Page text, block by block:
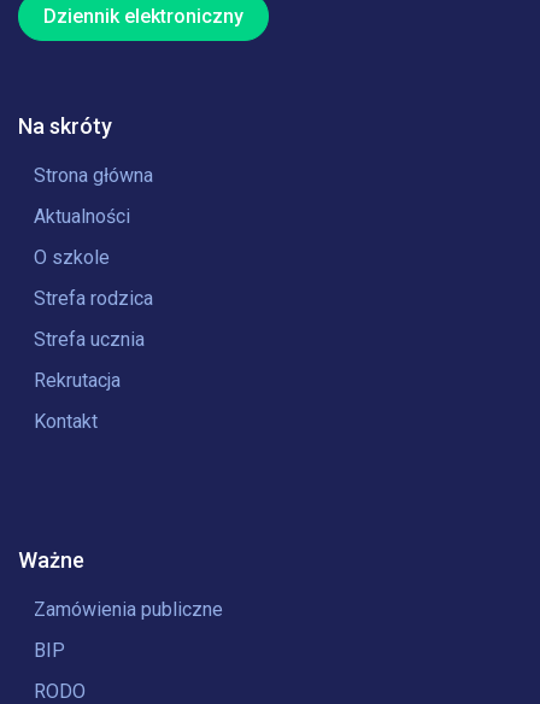
Dziennik elektroniczny
Na skróty
Strona główna
Aktualności
O szkole
Strefa rodzica
Strefa ucznia
Rekrutacja
Kontakt
Ważne
Zamówienia publiczne
BIP
RODO